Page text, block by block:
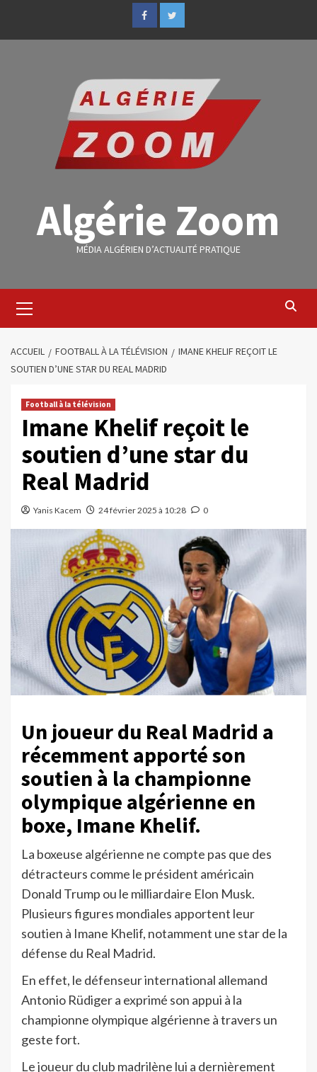
Algérie Zoom
MÉDIA ALGÉRIEN D’ACTUALITÉ PRATIQUE
ACCUEIL FOOTBALL À LA TÉLÉVISION
IMANE KHELIF REÇOIT LE
SOUTIEN D’UNE STAR DU REAL MADRID
Football à la télévision
Imane Khelif reçoit le
soutien d’une star du
Real Madrid
Yanis Kacem 24 février 2025 à 10:28 0
Un joueur du Real Madrid a
récemment apporté son
soutien à la championne
olympique algérienne en
boxe, Imane Khelif.
La boxeuse algérienne ne compte pas que des
détracteurs comme le président américain
Donald Trump ou le milliardaire Elon Musk.
Plusieurs figures mondiales apportent leur
soutien à Imane Khelif, notamment une star de la
défense du Real Madrid.
En effet, le défenseur international allemand
Antonio Rüdiger a exprimé son appui à la
championne olympique algérienne à travers un
geste fort.
Le joueur du club madrilène lui a dernièrement